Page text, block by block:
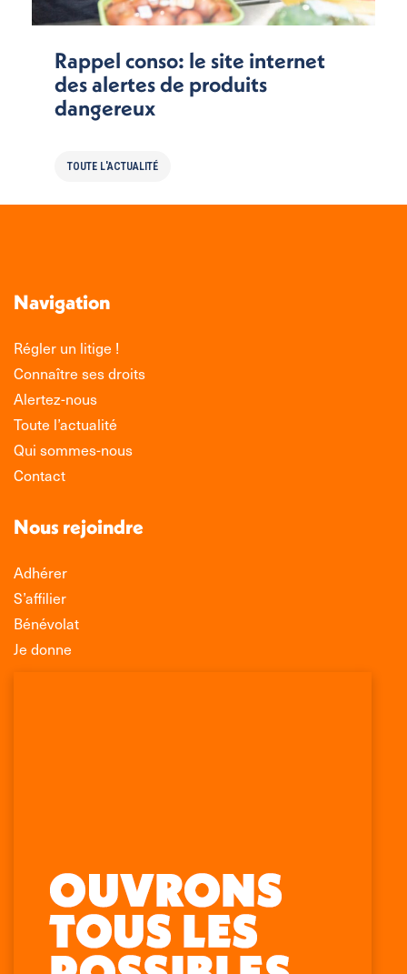
Rappel conso: le site internet
des alertes de produits
dangereux
TOUTE L'ACTUALITÉ
Navigation
Régler un litige !
Connaître ses droits
Alertez-nous
Toute l’actualité
Qui sommes-nous
Contact
Nous rejoindre
Adhérer
S’affilier
Bénévolat
Je donne
Retrouvez-nous sur :
Facebook
La
page
X
La
page
LinkedIn
La
page
Instagram